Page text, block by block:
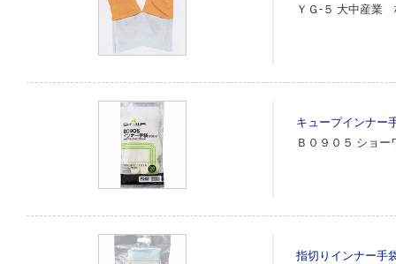
ＹＧ‐５ 大中産業
キュープインナ
Ｂ０９０５ ショー
指切りインナー手